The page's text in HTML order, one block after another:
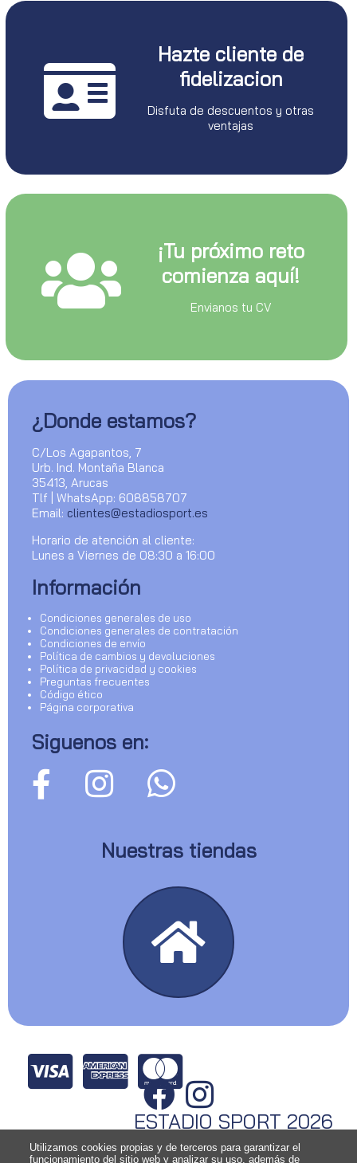
Hazte cliente de
fidelizacion
Disfuta de descuentos y otras
ventajas
¡Tu próximo reto
comienza aquí!
Envianos tu CV
¿Donde estamos?
C/Los Agapantos, 7
Urb. Ind. Montaña Blanca
35413, Arucas
Tlf | WhatsApp: 608858707
Email: clientes@estadiosport.es
Horario de atención al cliente:
Lunes a Viernes de 08:30 a 16:00
Información
Condiciones generales de uso
Condiciones generales de contratación
Condiciones de envío
Política de cambios y devoluciones
Política de privacidad y cookies
Preguntas frecuentes
Código ético
Página corporativa
Siguenos en:
Nuestras tiendas
ESTADIO SPORT 2026
Utilizamos cookies propias y de terceros para garantizar el
funcionamiento del sitio web y analizar su uso, además de